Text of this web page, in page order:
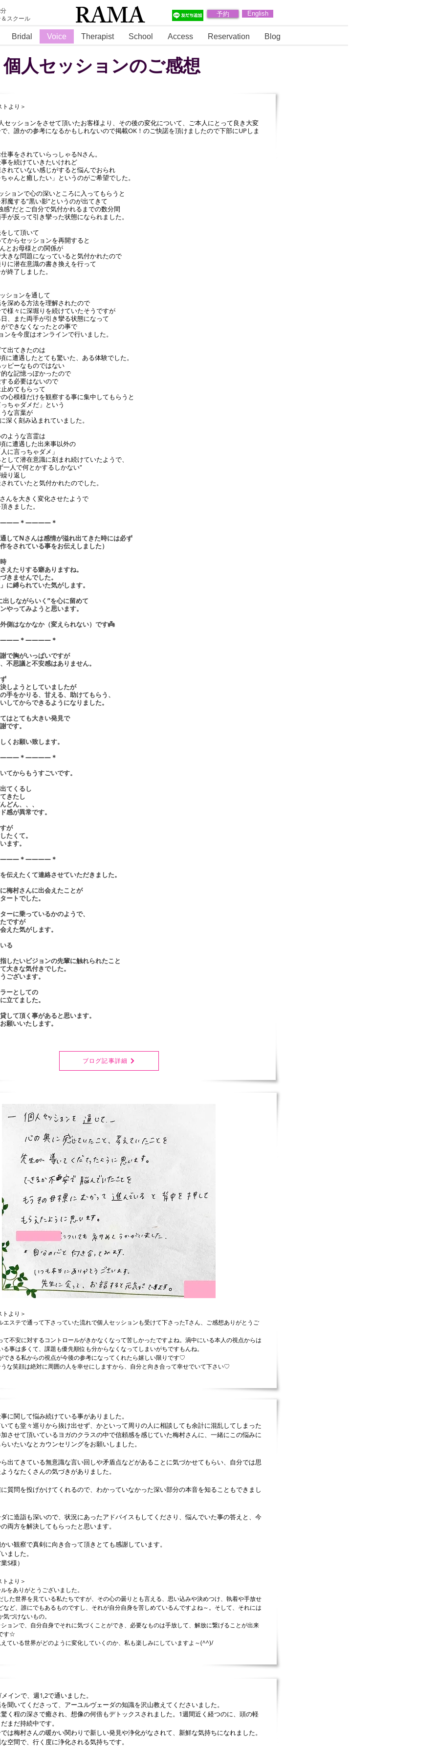
スクール
RAMA 予約 English
Bridal Voice Therapist School Access Reservation Blog
個人セッションのご感想
トより＞
セッションをさせて頂いたお客様より、その後の変化について、ご本人にとって良き大変
、誰かの参考になるかもしれないので掲載OK！のご快諾を頂けましたので下部にUPしま
事をされていらっしゃるNさん。
を続けていきたいけれど
れていない感じがすると悩んでおられ
ちゃんと癒したい」というのがご希望でした。
ションで心の深いところに入ってもらうと
魔する”黒い影”というのが出てきて
感”だとご自分で気付かれるまでの数分間
が反って引き攣った状態になられました。
して頂いて
からセッションを再開すると
とお母様との関係が
きな問題になっていると気付かれたので
に潜在意識の書き換えを行って
終了しました。
ションを通して
深める方法を理解されたので
様々に深堀りを続けていたそうですが
、また両手が引き攣る状態になって
できなくなったとの事で
ンを今度はオンラインで行いました。
出てきたのは
に遭遇したとても驚いた、ある体験でした。
ピーなものではない
な記憶っぽかったので
る必要はないので
めてもらって
心模様だけを観察する事に集中してもらうと
っちゃダメだ」という
な言葉が
深く刻み込まれていました。
ような言霊は
に遭遇した出来事以外の
に言っちゃダメ」
して潜在意識に刻まれ続けていたようで、
一人で何とかするしかない”
り返し
れていたと気付かれたのでした。
んを大きく変化させたようで
きました。
＊――――＊
通してNさんは感情が溢れ出てきた時には必ず
をされている事をお伝えしました）
えたりする癖ありますね。
きませんでした。
に縛られていた気がします。
出しながらいく”を心に留めて
やってみようと思います。
側はなかなか（変えられない）です👼
＊――――＊
で胸がいっぱいですが
不思議と不安感はありません。
しようとしていましたが
手をかりる、甘える、助けてもらう、
してからできるようになりました。
はとても大きい発見で
です。
くお願い致します。
＊――――＊
てからもうすごいです。
てくるし
きたし
どん、、、
感が異常です。
が
たくて。
ます。
＊――――＊
伝えたくて連絡させていただきました。
梅村さんに出会えたことが
ートでした。
ーに乗っているかのようで、
ですが
えた気がします。
る
したいビジョンの先輩に触れられたこと
大きな気付きでした。
ございます。
ーとしての
立てました。
して頂く事があると思います。
願いいたします。
ブログ記事詳細
トより＞
エステで通って下さっていた流れで個人セッションも受けて下さったTさん、ご感想ありがとうご
て不安に対するコントロールがきかなくなって苦しかったですよね。渦中にいる本人の視点からは
る事は多くて、課題も優先順位も分からなくなってしまいがちですもんね。
できる私からの視点が今後の参考になってくれたら嬉しい限りです♡
な笑顔は絶対に周囲の人を幸せにしますから、自分と向き合って幸せでいて下さい♡
に関して悩み続けている事がありました。
ても堂々巡りから抜け出せず、かといって周りの人に相談しても余計に混乱してしまった
させて頂いているヨガのクラスの中で信頼感を感じていた梅村さんに、一緒にこの悩みに
いたいなとカウンセリングをお願いしました。
出てきている無意識な言い回しや矛盾点などがあることに気づかせてもらい、自分では思
うなたくさんの気づきがありました。
質問を投げかけてくれるので、わかっていなかった深い部分の本音を知ることもできまし
に造詣も深いので、状況にあったアドバイスもしてくださり、悩んでいた事の答えと、今
両方を解決してもらったと思います。
い観察で真剣に向き合って頂きとても感謝しています。
ました。
S様）
トより＞
をありがとうございました。
した世界を見ている私たちですが、その心の曇りとも言える、思い込みや決めつけ、執着や手放せ
など、誰にでもあるものですし、それが自分自身を苦しめているんですよね～。そして、それには
づけないもの。
ョンで、自分自身でそれに気づくことができ、必要なものは手放して、解放に繋げることが出来
す☆
えている世界がどのように変化していくのか、私も楽しみにしていますよ～(^^)/
インで、週1,2で通いました。
聞いてくださって、アーユルヴェーダの知識を沢山教えてくださいました。
く程の深さで癒され、想像の何倍もデトックスされました。1週間近く経つのに、頭の軽
まだ持続中です。
は梅村さんの暖かい関わりで新しい発見や浄化がなされて、新鮮な気持ちになれました。
空間で、行く度に浄化される気持ちです。